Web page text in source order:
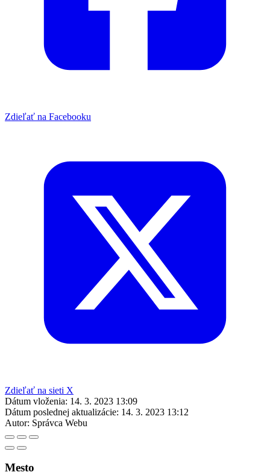
Zdieľať na Facebooku
Zdieľať na sieti X
Dátum vloženia: 14. 3. 2023 13:09
Dátum poslednej aktualizácie: 14. 3. 2023 13:12
Autor: Správca Webu
Mesto